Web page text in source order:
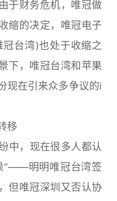
财务危机，唯冠做
缩的决定，唯冠电子
台湾)也处于收缩之
下，唯冠台湾和苹果
现在引来众多争议的i
移
，现在很多人都认
”——明明唯冠台湾签
但唯冠深圳又否认协